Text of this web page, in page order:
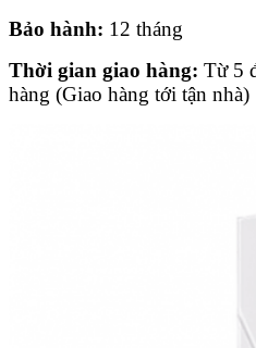
Bảo hành: 12 tháng
Thời gian giao hàng: Từ 5
hàng (Giao hàng tới tận nhà)